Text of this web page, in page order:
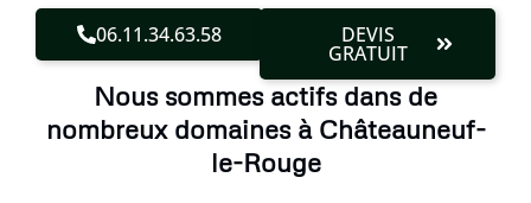
06.11.34.63.58 DEVIS
GRATUIT
Nous sommes actifs dans de
nombreux domaines à Châteauneuf-
le-Rouge